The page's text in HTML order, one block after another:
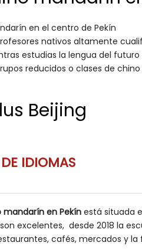
en el centro de Pekín
nativos altamente
estudias la lengua del futuro
reducidos o clases de
Beijing
IDIOMAS
mandarín en Pekín está situada
excelentes, desde 2018 la
cafés, mercados y